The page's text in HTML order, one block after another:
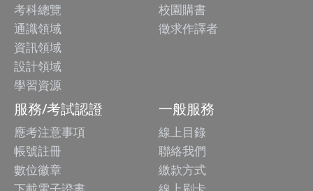
考科總覽
通識領域
資訊領域
設計領域
學習資源
校園購書
徵求作譯者
服務/考試認證
應考注意事項
帳號註冊
數位徽章
一般服務
線上目錄
聯絡我們
繳款方式